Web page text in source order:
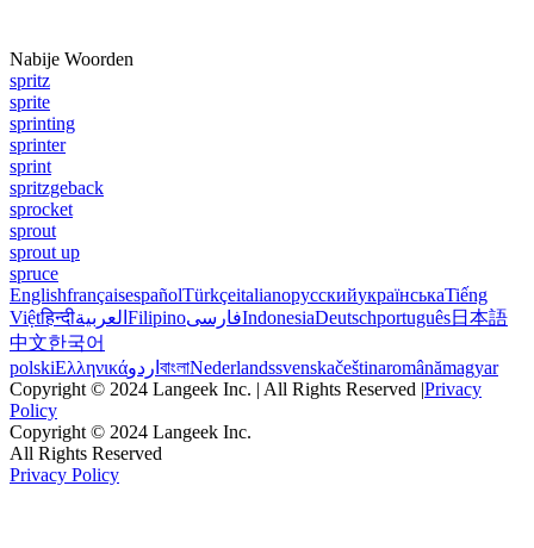
Nabije Woorden
spritz
sprite
sprinting
sprinter
sprint
spritzgeback
sprocket
sprout
sprout up
spruce
EnglishfrançaisespañolTürkçeitalianoрусскийукраїнськаTiếng
Việtहिन्दीالعربية FilipinoفارسیIndonesiaDeutschportuguês日本語
中文한국어
polskiΕλληνικάاردو বাংলাNederlandssvenskačeštinaromânămagyar
Copyright © 2024 Langeek Inc. | All Rights Reserved |Privacy
Policy
Copyright © 2024 Langeek Inc.
All Rights Reserved
Privacy Policy